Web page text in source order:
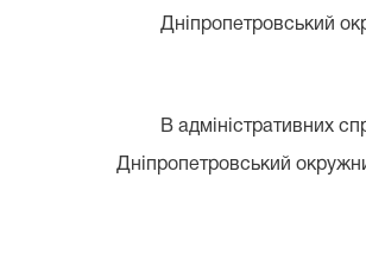
Дніпропетровський
В адміністративних
Дніпропетровський